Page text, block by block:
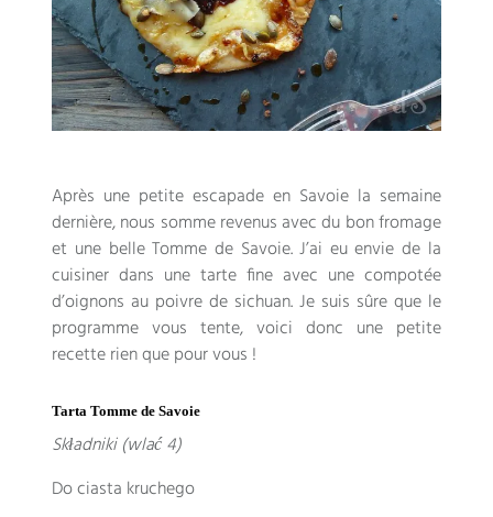
Après une petite escapade en Savoie la semaine
dernière,nous somme revenus avec du bon fromage
et une belle Tomme de Savoie.J’ai eu envie de la
cuisiner dans une tarte fine avec une compotée
d’oignons au poivre de sichuan. Je suis sûre que le
programme vous tente, voici donc une petite
recette rien que pour vous !
Tarta Tomme de Savoie
Składniki (wlać 4)
Do ciasta kruchego